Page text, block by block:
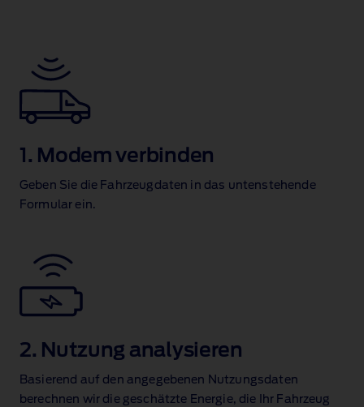
1. Modem verbinden​
Geben Sie die Fahrzeugdaten in das untenstehende
Formular ein.
2. Nutzung analysieren
Basierend auf den angegebenen Nutzungsdaten
berechnen wir die geschätzte Energie, die Ihr Fahrzeug